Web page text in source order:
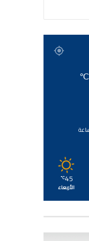
℃
45
℃
الأربعاء